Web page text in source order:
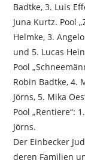
Badtke, 3. Luis
Juna Kurtz. Pool
Helmke, 3.
und 5. Lucas
Pool
Robin Badtke, 4.
Jörns, 5. Mika
Pool „Rentiere“:
Jörns.
Der Einbecker
deren Familien